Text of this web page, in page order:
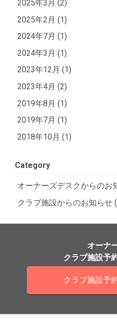
2025年3月 (2)
2025年2月 (1)
2024年7月 (1)
2024年3月 (1)
2023年12月 (1)
2023年4月 (2)
2019年8月 (1)
2019年7月 (1)
2018年10月 (1)
Category
オーナーズデスクからのお
クラブ施設からのお知らせ
オーナ
クラブ施設予
クラブ施設予